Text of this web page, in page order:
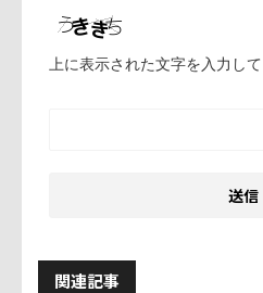
上に表示された文字を入力して
関連記事